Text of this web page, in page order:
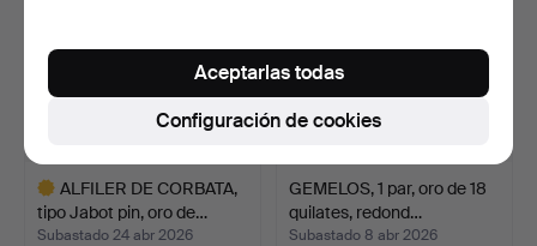
ALFILER DE CORBATA,
tipo Jabot pin, oro de…
Subastado 24 abr 2026
GEMELOS, 1 par, oro de 18
quilates, redond…
Subastado 8 abr 2026
Configuración de cookies
Aceptarlas todas